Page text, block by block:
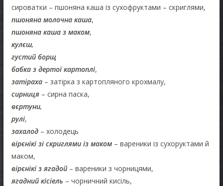
сироватки – пшоняна каша із сухофруктами – скриглями,
пшоняна молочна каша,
пшоняна каша з маком,
кулєш,
густий борщ
бабка з дертої картоплі,
затіраха– затірка з картопляного крохмалу,
сирниця– сирна паска,
вєртуни,
рулі,
захалод– холодець
вірєнікі зі скриглями із маком– вареники із сухоруктами й
маком,
вірєнікі з ягадой– вареники з чорницями,
ягадний кісіель – чорничний кисіль,